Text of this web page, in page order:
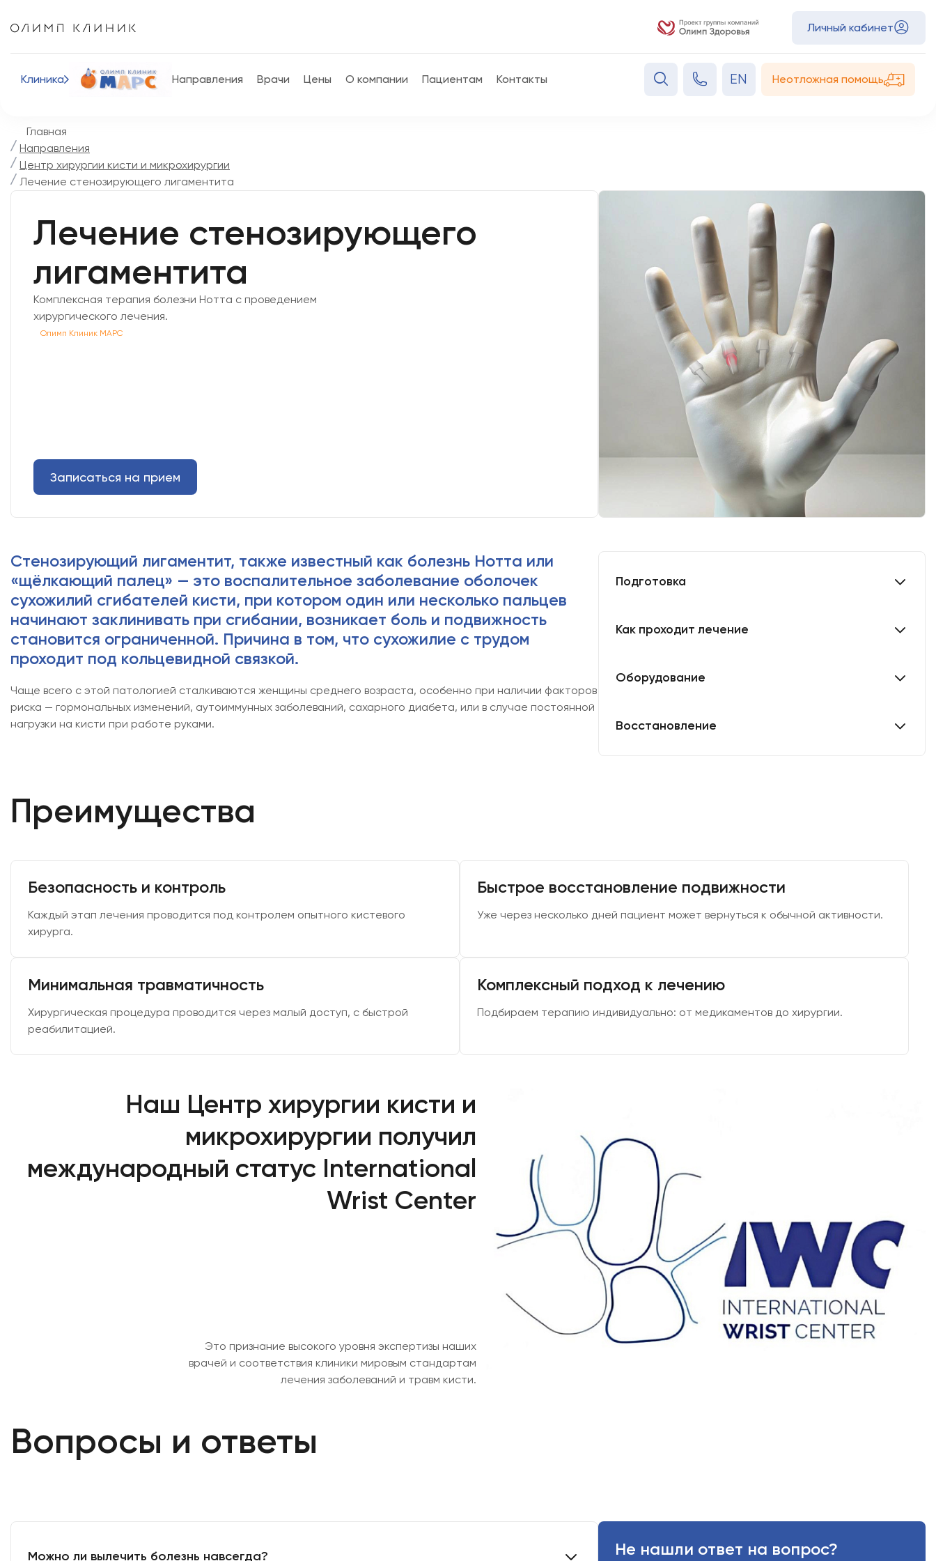
Личный кабинет
Клиника Направления Врачи Цены О компании Пациентам Контакты EN Неотложная помощь
Главная
Направления
Центр хирургии кисти и микрохирургии
Лечение стенозирующего лигаментита
Лечение стенозирующего
лигаментита
Комплексная терапия болезни Нотта с проведением
хирургического лечения.
Олимп Клиник МАРС
Записаться на прием
Стенозирующий лигаментит, также известный как болезнь Нотта или
«щёлкающий палец» — это воспалительное заболевание оболочек
сухожилий сгибателей кисти, при котором один или несколько пальцев
начинают заклинивать при сгибании, возникает боль и подвижность
становится ограниченной. Причина в том, что сухожилие с трудом
проходит под кольцевидной связкой.
Чаще всего с этой патологией сталкиваются женщины среднего возраста, особенно при наличии
факторов риска — гормональных изменений, аутоиммунных заболеваний, сахарного диабета, или в случае
постоянной нагрузки на кисти при работе руками.
Подготовка
Как проходит лечение
Оборудование
Восстановление
Преимущества
Безопасность и контроль
Каждый этап лечения проводится под контролем опытного кистевого
хирурга.
Быстрое восстановление подвижности
Уже через несколько дней пациент может вернуться к обычной активности.
Минимальная травматичность
Хирургическая процедура проводится через малый доступ, с быстрой
реабилитацией.
Комплексный подход к лечению
Подбираем терапию индивидуально: от медикаментов до хирургии.
Наш Центр хирургии кисти и
микрохирургии получил
международный статус International
Wrist Center
Это признание высокого уровня экспертизы наших
врачей и соответствия клиники мировым стандартам
лечения заболеваний и травм кисти.
Вопросы и ответы
Можно ли вылечить болезнь навсегда? Не нашли ответ на вопрос?